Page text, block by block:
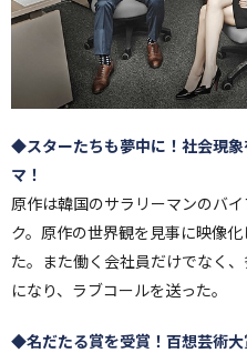
◆スターたちも夢中に！社会現
マ！
原作は韓国のサラリーマンのバ
ク。原作の世界観を見事に映像
た。また働く会社員だけでなく
になり、ラブコールを送った。
◆名だたる賞を受賞！百想芸術